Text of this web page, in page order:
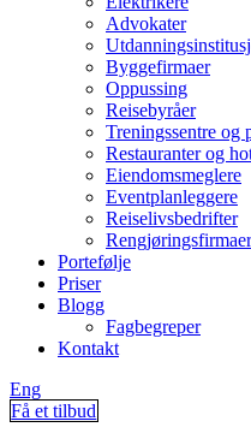
Advokater
Byggefirmaer
Oppussing
Reisebyråer
Treningssentre og
Restauranter og
Eiendomsmeglere
Eventplanleggere
Reiselivsbedrifter
Rengjøringsfirmaer
Portefølje
Priser
Blogg
Fagbegreper
Kontakt
Eng
Få et tilbud